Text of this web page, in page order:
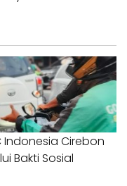
Indonesia Cirebon
Bakti Sosial